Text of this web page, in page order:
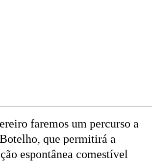
faremos um percurso a
que permitirá a
espontânea comestível